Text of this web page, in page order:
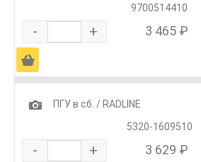
9700514410
- + 3 465 ₽
Ä
1
ПГУ в сб. / RADLINE
5320-1609510
- + 3 629 ₽